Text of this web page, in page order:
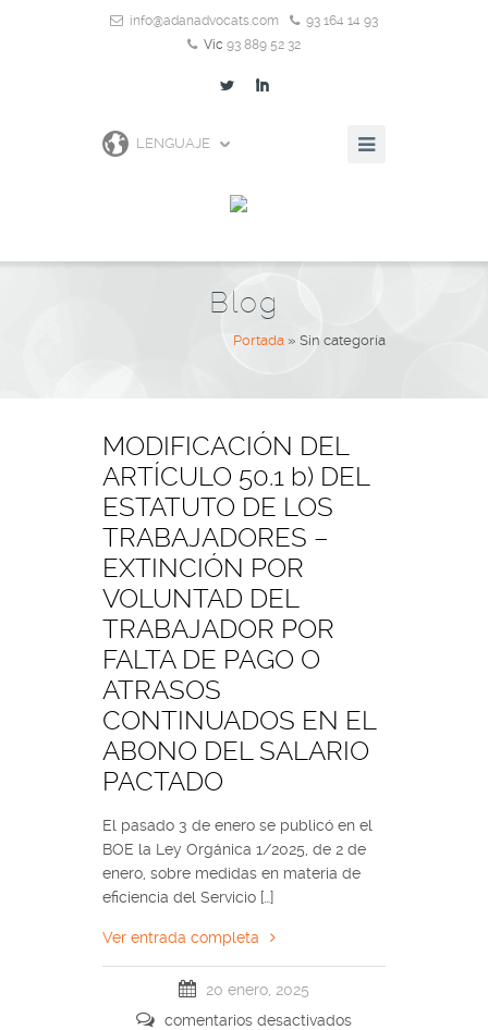
info@adanadvocats.com
93 164 14 93
Vic 93 889 52 32
L I
LENGUAJE
Blog
Portada » Sin categoría
MODIFICACIÓN DEL
ARTÍCULO 50.1 b) DEL
ESTATUTO DE LOS
TRABAJADORES –
EXTINCIÓN POR
VOLUNTAD DEL
TRABAJADOR POR
FALTA DE PAGO O
ATRASOS
CONTINUADOS EN EL
ABONO DEL SALARIO
PACTADO
El pasado 3 de enero se publicó en el
BOE la Ley Orgánica 1/2025, de 2 de
enero, sobre medidas en materia de
eficiencia del Servicio […]
Ver entrada completa
20 enero, 2025
comentarios desactivados